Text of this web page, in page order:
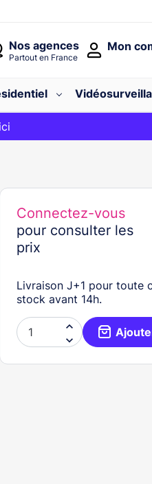
Nos agences
Partout en France
Mon
le code
Connectez-vous
pour consulter les
prix
Livraison J+1 pour toute
stock avant 14h.

